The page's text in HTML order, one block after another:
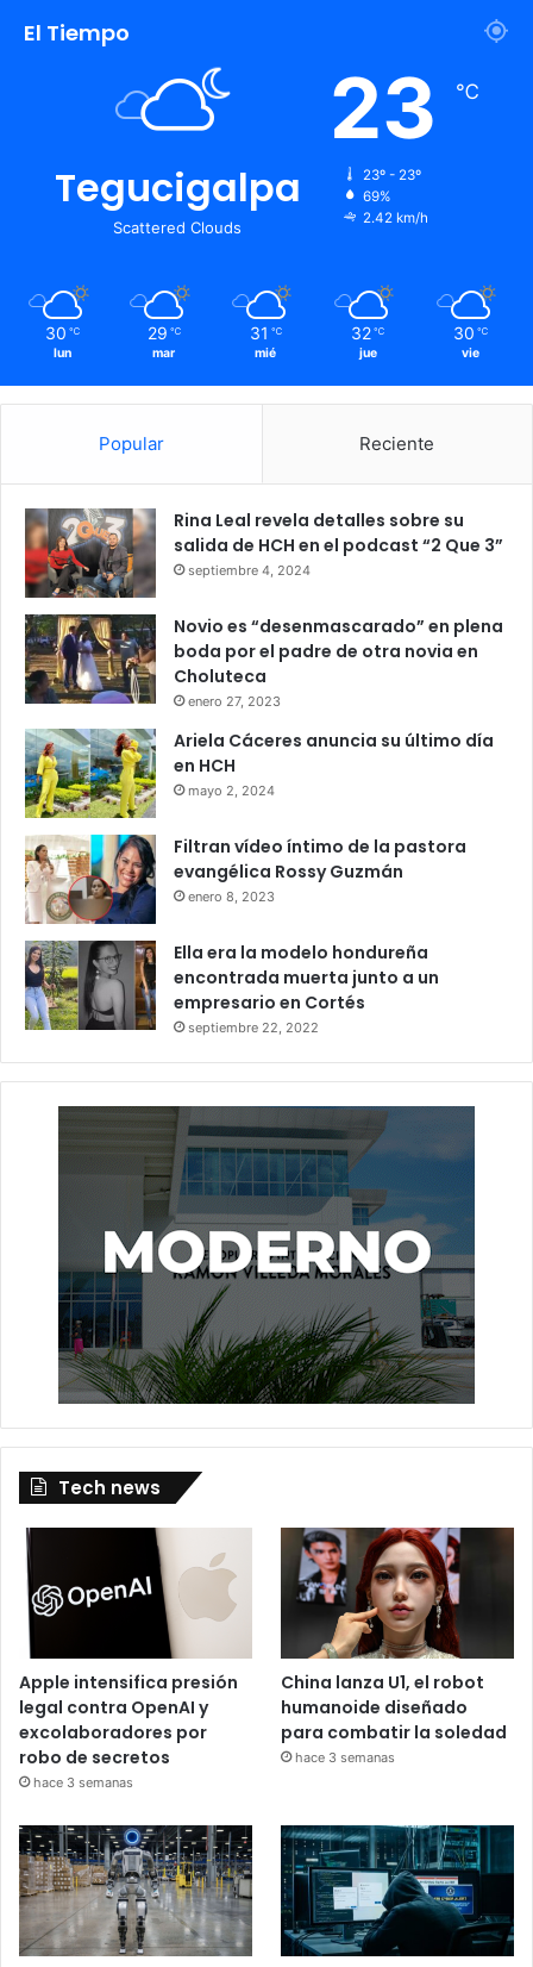
El Tiempo
Tegucigalpa
Scattered Clouds
23 ℃
23º - 23º
69%
2.42 km/h
30 ℃
lun
29 ℃
mar
31 ℃
mié
32 ℃
jue
30 ℃
vie
Popular Reciente
Rina Leal revela detalles sobre su
salida de HCH en el podcast “2 Que 3”
septiembre 4, 2024
Novio es “desenmascarado” en plena
boda por el padre de otra novia en
Choluteca
enero 27, 2023
Ariela Cáceres anuncia su último día
en HCH
mayo 2, 2024
Filtran vídeo íntimo de la pastora
evangélica Rossy Guzmán
enero 8, 2023
Ella era la modelo hondureña
encontrada muerta junto a un
empresario en Cortés
septiembre 22, 2022
Tech news
Apple intensifica presión
legal contra OpenAI y
excolaboradores por
robo de secretos
hace 3 semanas
China lanza U1, el robot
humanoide diseñado
para combatir la soledad
hace 3 semanas